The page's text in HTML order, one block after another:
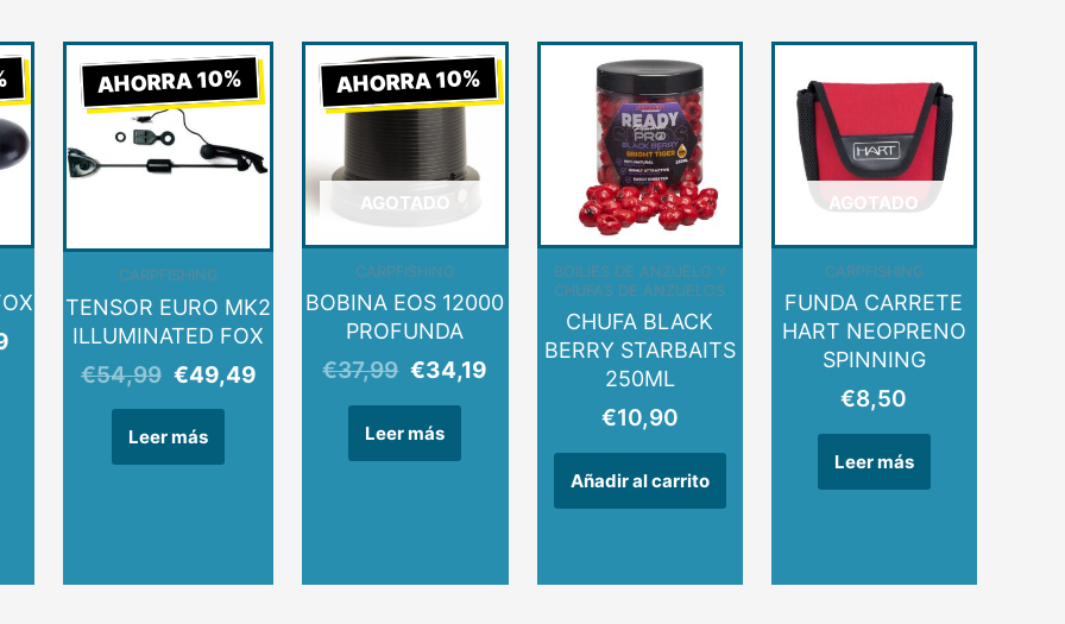
El
precio
actual
es:
€16,19.
AHORRA 10%
CARPFISHING
TENSOR EURO MK2
ILLUMINATED FOX
€54,99
El
precio
original
era:
€54,99.
€49,49
El
precio
actual
€49,49.
Leer más
AHORRA 10%
AGOTADO
CARPFISHING
BOBINA EOS 12000
PROFUNDA
€37,99
El
precio
original
era:
€37,99.
€34,19
El
precio
actual
Leer más
BOILIES DE ANZUELO Y
CHUFAS DE ANZUELOS
CHUFA BLACK
BERRY STARBAITS
250ML
€10,90
Añadir al carrito
AGOTADO
CARPFISHING
FUNDA CARRETE
HART NEOPRENO
SPINNING
€8,50
Leer más